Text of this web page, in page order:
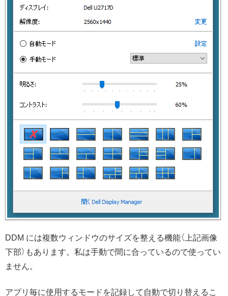
DDM には複数ウィンドウのサイズを整える機能（上記画像
下部）もあります。私は手動で間に合っているので使ってい
ません。
アプリ毎に使用するモードを記録して自動で切り替えるこ